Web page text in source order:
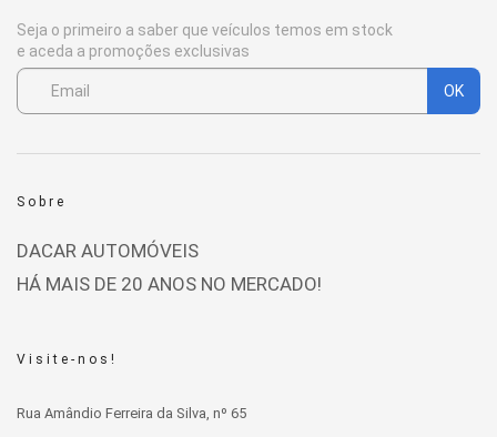
Seja o primeiro a saber que veículos temos em stock
e aceda a promoções exclusivas
OK
Sobre
DACAR AUTOMÓVEIS
HÁ MAIS DE 20 ANOS NO MERCADO!
Visite-nos!
Rua Amândio Ferreira da Silva, nº 65